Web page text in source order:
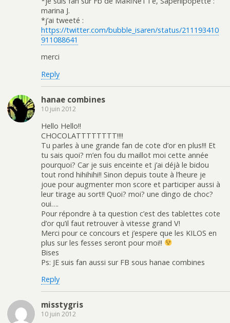
marina J.
*j’ai tweeté :
https://twitter.com/bubble_isaren/status/211193410
911088641
merci
Reply
hanae combines
10 juin 2012
Hello Hello!!
CHOCOLATTTTTTTT!!!!
Tu parles à une grande fan de cote d’or en plus!!! Et
tu sais quoi? m’en fou du maillot moi cette année
pourquoi? Car je suis enceinte et j’ai déjà le bidou
tout rond hihihihi!! Sinon depuis toute à l’heure je
joue pour augmenter mon score et participer aussi à
leur tirage au sort!! Quoi? moi? une dingo de choc?
oui….
Pour répondre à ta question c’est des tablettes cote
d’or qu’il faut retrouver à vitesse grand V!
Merci pour ce concours et j’espere que les KILOS en
plus sur les fesses seront pour moi!!
Bises
Ps: JE suis fan aussi sur FB sous hanae combines
Reply
misstygris
10 juin 2012